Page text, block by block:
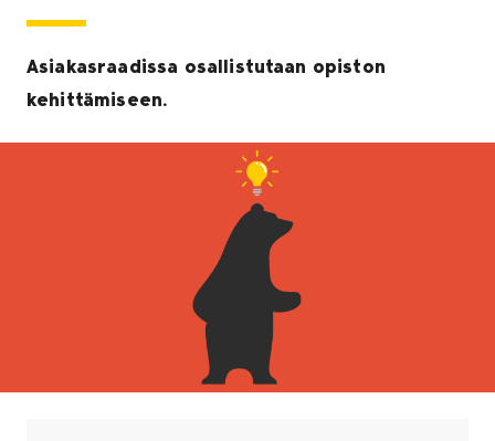
Asiakasraadissa osallistutaan opiston
kehittämiseen.